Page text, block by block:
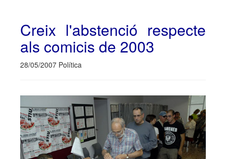
Creix l'abstenció respecte
als comicis de 2003
28/05/2007 Política